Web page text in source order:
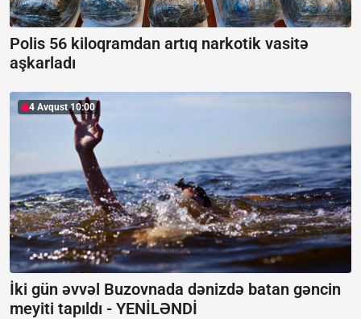
Polis 56 kiloqramdan artıq narkotik vasitə
aşkarladı
4 Avqust 10:00
İki gün əvvəl Buzovnada dənizdə batan gəncin
meyiti tapıldı - YENİLƏNDİ